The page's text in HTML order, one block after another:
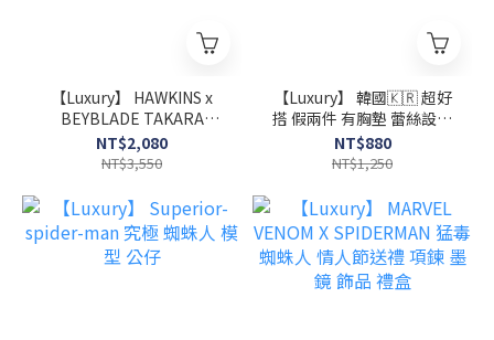
【Luxury】 HAWKINS x
BEYBLADE TAKARA
TOMY 戰鬥陀螺聯名鞋 中
童 國小 慢跑鞋 球鞋 陀螺戰
shoot
NT$2,080
NT$3,550
【Luxury】 韓國🇰🇷 超好
搭 假兩件 有胸墊 蕾絲設計
小可愛 細肩背心 螺紋彈性
兩色可選
NT$880
NT$1,250